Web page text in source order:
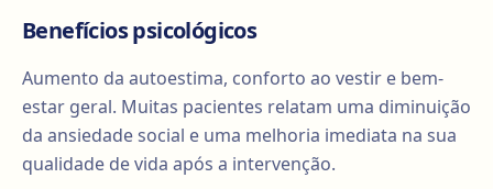
Benefícios psicológicos
Aumento da autoestima, conforto ao vestir e bem-
estar geral. Muitas pacientes relatam uma diminuição
da ansiedade social e uma melhoria imediata na sua
qualidade de vida após a intervenção.